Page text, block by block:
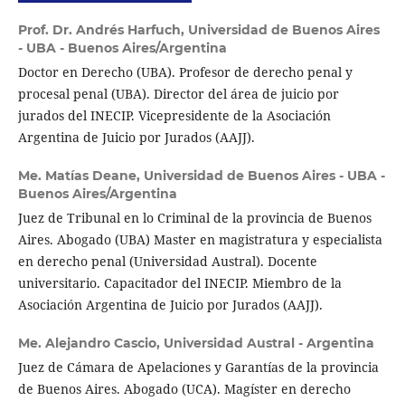
Prof. Dr. Andrés Harfuch, Universidad de Buenos Aires
- UBA - Buenos Aires/Argentina
Doctor en Derecho (UBA). Profesor de derecho penal y
procesal penal (UBA). Director del área de juicio por
jurados del INECIP. Vicepresidente de la Asociación
Argentina de Juicio por Jurados (AAJJ).
Me. Matías Deane, Universidad de Buenos Aires - UBA -
Buenos Aires/Argentina
Juez de Tribunal en lo Criminal de la provincia de Buenos
Aires. Abogado (UBA) Master en magistratura y especialista
en derecho penal (Universidad Austral). Docente
universitario. Capacitador del INECIP. Miembro de la
Asociación Argentina de Juicio por Jurados (AAJJ).
Me. Alejandro Cascio, Universidad Austral - Argentina
Juez de Cámara de Apelaciones y Garantías de la provincia
de Buenos Aires. Abogado (UCA). Magíster en derecho